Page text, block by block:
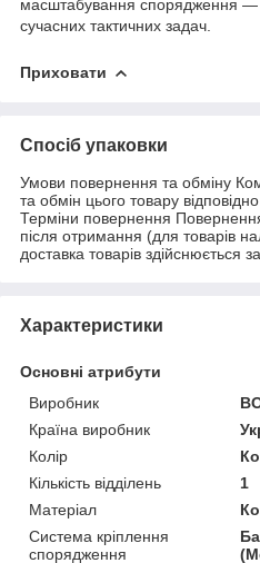
масштабування спорядження —
сучасних тактичних задач.
Приховати
Спосіб упаковки
Умови повернення та обміну
та обмін цього товару
Терміни повернення
після отримання (для товарів
доставка товарів здійснюється
Характеристики
Основні атрибути
Виробник
Країна виробник
Колір
Кількість відділень
1
Матеріал
Система кріплення
спорядження